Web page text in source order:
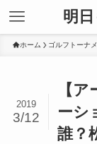
明
ホーム ゴルフトーナ
【
ーシ
誰？
2019
3/12